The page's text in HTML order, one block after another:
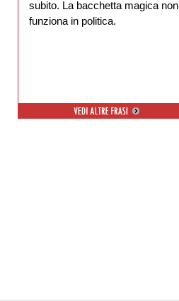
subito. La bacchetta magica non
funziona in politica.